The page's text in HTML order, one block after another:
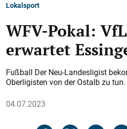
Lokalsport
WFV-Pokal:
erwartet
Fußball Der Neu-Landesligist
Oberligisten von der Ostalb zu tun.
04.07.2023